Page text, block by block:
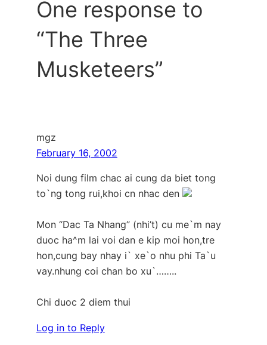
One response to
“The Three
Musketeers”
mgz
February 16, 2002
Noi dung film chac ai cung da biet tong
to`ng tong rui,khoi cn nhac den
Mon “Dac Ta Nhang” (nhi’t) cu me`m nay
duoc ha^m lai voi dan e kip moi hon,tre
hon,cung bay nhay i` xe`o nhu phi Ta`u
vay.nhung coi chan bo xu`……..
Chi duoc 2 diem thui
Log in to Reply